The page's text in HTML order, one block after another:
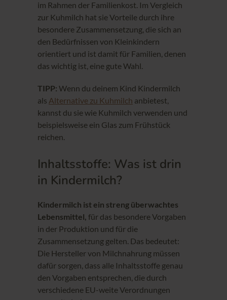
im Rahmen der Familienkost. Im Vergleich
zur Kuhmilch hat sie Vorteile durch ihre
besondere Zusammensetzung, die sich an
den Bedürfnissen von Kleinkindern
orientiert und ist damit für Familien, denen
das wichtig ist, eine gute Wahl.
TIPP: Wenn du deinem Kind Kindermilch
als Alternative zu Kuhmilch anbietest,
kannst du sie wie Kuhmilch verwenden und
beispielsweise ein Glas zum Frühstück
reichen.
Inhaltsstoffe: Was ist drin
in Kindermilch?
Kindermilch ist ein streng überwachtes
Lebensmittel, für das besondere Vorgaben
in der Produktion und für die
Zusammensetzung gelten. Das bedeutet:
Die Hersteller von Milchnahrung müssen
dafür sorgen, dass alle Inhaltsstoffe genau
den Vorgaben entsprechen, die durch
verschiedene EU-weite Verordnungen